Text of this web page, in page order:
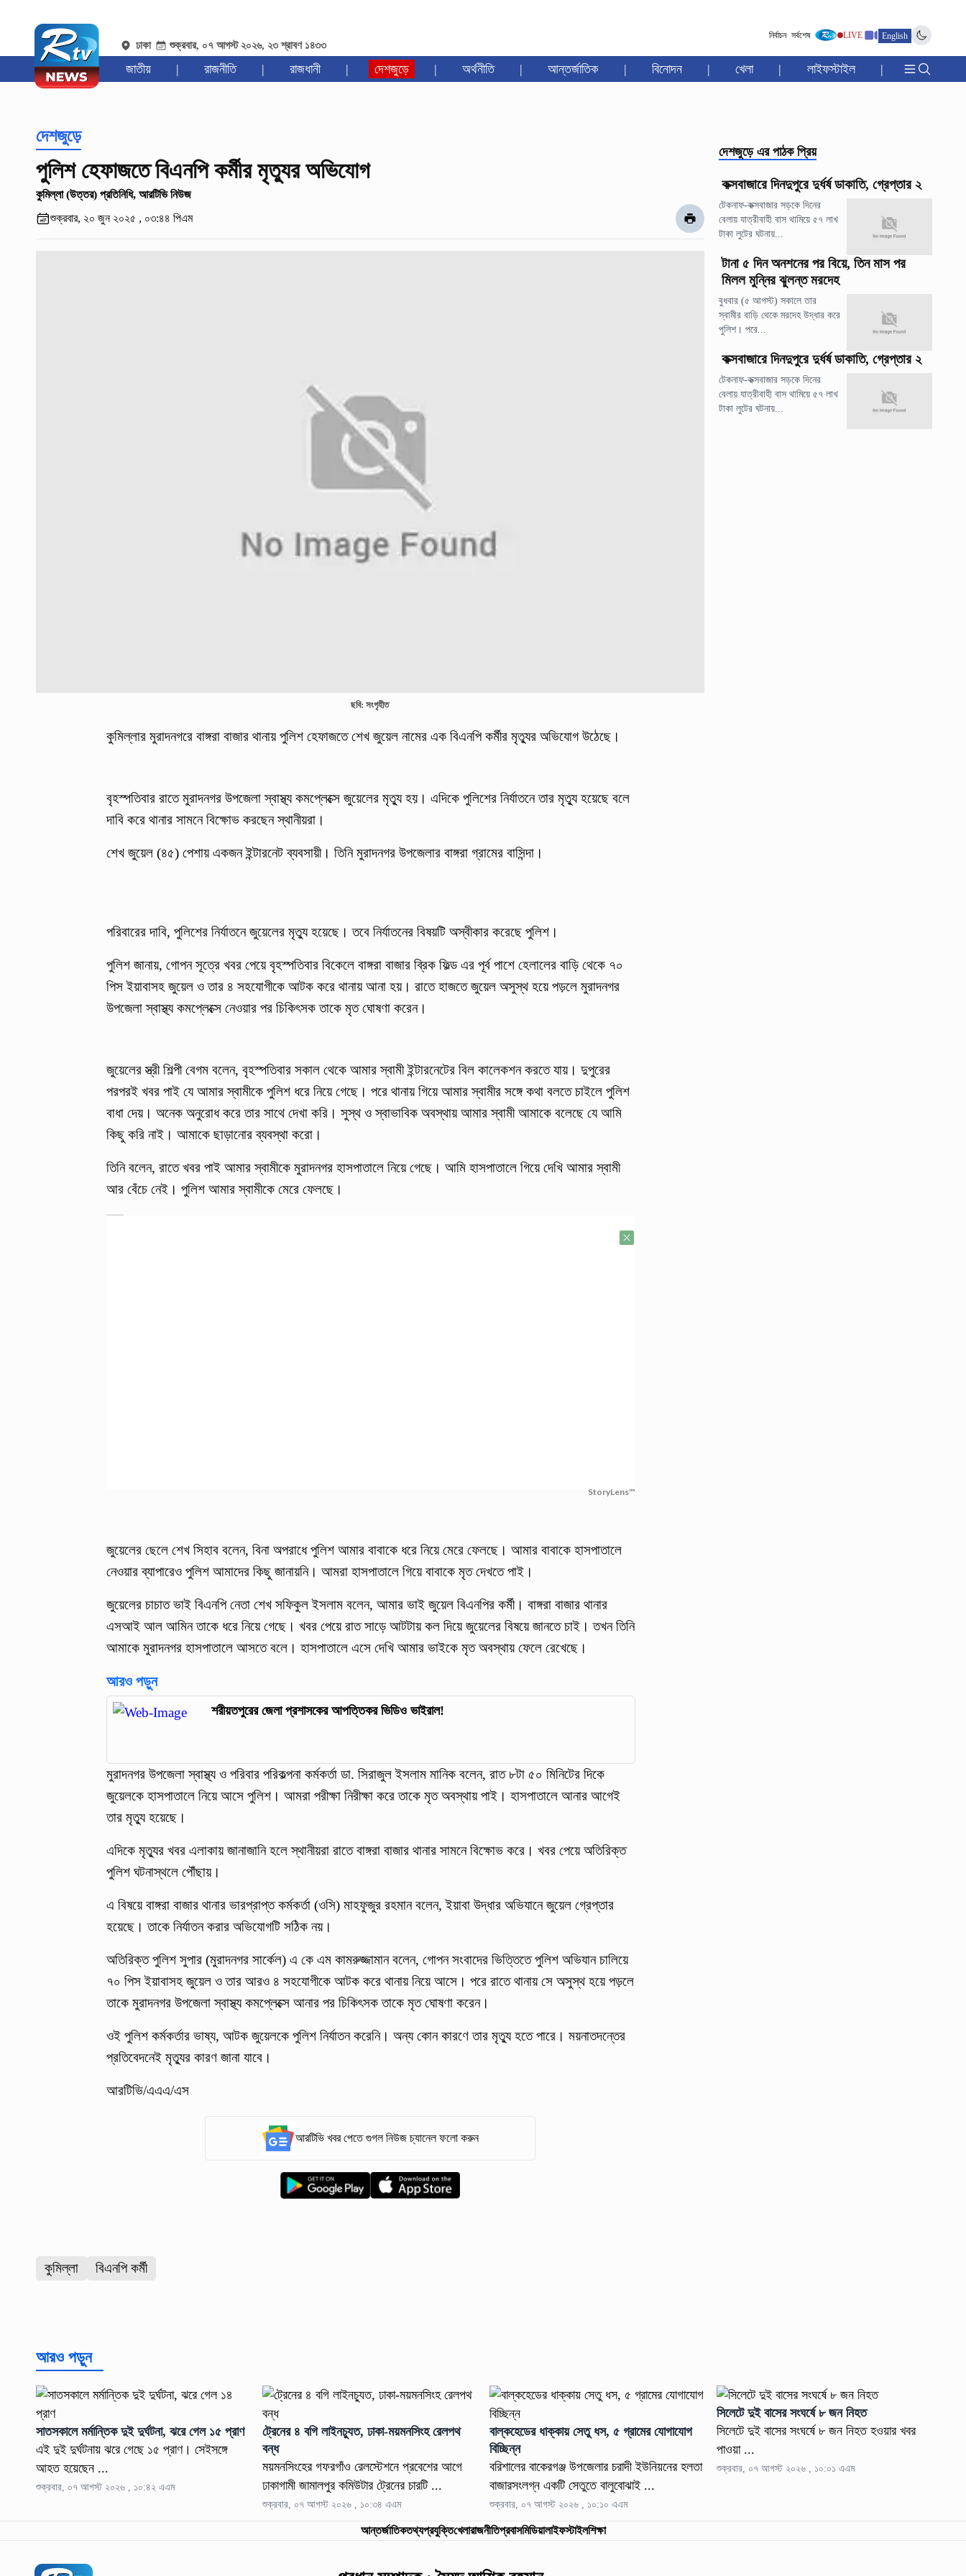
ঢাকা শুক্রবার, ০৭ আগস্ট ২০২৬, ২৩ শ্রাবণ ১৪৩৩
নির্বাচন সর্বশেষ LIVE English
জাতীয় | রাজনীতি | রাজধানী | দেশজুড়ে | অর্থনীতি | আন্তর্জাতিক | বিনোদন | খেলা | লাইফস্টাইল |
দেশজুড়ে
পুলিশ হেফাজতে বিএনপি কর্মীর মৃত্যুর অভিযোগ
কুমিল্লা (উত্তর) প্রতিনিধি, আরটিভি নিউজ
শুক্রবার, ২০ জুন ২০২৫ , ০৩:৪৪ পিএম
ছবি: সংগৃহীত
কুমিল্লার মুরাদনগরে বাঙ্গরা বাজার থানায় পুলিশ হেফাজতে শেখ জুয়েল নামের এক বিএনপি কর্মীর মৃত্যুর অভিযোগ উঠেছে।
বৃহস্পতিবার রাতে মুরাদনগর উপজেলা স্বাস্থ্য কমপ্লেক্সে জুয়েলের মৃত্যু হয়। এদিকে পুলিশের নির্যাতনে তার মৃত্যু হয়েছে বলে
দাবি করে থানার সামনে বিক্ষোভ করছেন স্থানীয়রা।
শেখ জুয়েল (৪৫) পেশায় একজন ইন্টারনেট ব্যবসায়ী। তিনি মুরাদনগর উপজেলার বাঙ্গরা গ্রামের বাসিন্দা।
পরিবারের দাবি, পুলিশের নির্যাতনে জুয়েলের মৃত্যু হয়েছে। তবে নির্যাতনের বিষয়টি অস্বীকার করেছে পুলিশ।
পুলিশ জানায়, গোপন সূত্রে খবর পেয়ে বৃহস্পতিবার বিকেলে বাঙ্গরা বাজার ব্রিক ফিল্ড এর পূর্ব পাশে হেলালের বাড়ি থেকে ৭০
পিস ইয়াবাসহ জুয়েল ও তার ৪ সহযোগীকে আটক করে থানায় আনা হয়। রাতে হাজতে জুয়েল অসুস্থ হয়ে পড়লে মুরাদনগর
উপজেলা স্বাস্থ্য কমপ্লেক্সে নেওয়ার পর চিকিৎসক তাকে মৃত ঘোষণা করেন।
জুয়েলের স্ত্রী শিল্পী বেগম বলেন, বৃহস্পতিবার সকাল থেকে আমার স্বামী ইন্টারনেটের বিল কালেকশন করতে যায়। দুপুরের
পরপরই খবর পাই যে আমার স্বামীকে পুলিশ ধরে নিয়ে গেছে। পরে থানায় গিয়ে আমার স্বামীর সঙ্গে কথা বলতে চাইলে পুলিশ
বাধা দেয়। অনেক অনুরোধ করে তার সাথে দেখা করি। সুস্থ ও স্বাভাবিক অবস্থায় আমার স্বামী আমাকে বলেছে যে আমি
কিছু করি নাই। আমাকে ছাড়ানোর ব্যবস্থা করো।
তিনি বলেন, রাতে খবর পাই আমার স্বামীকে মুরাদনগর হাসপাতালে নিয়ে গেছে। আমি হাসপাতালে গিয়ে দেখি আমার স্বামী
আর বেঁচে নেই। পুলিশ আমার স্বামীকে মেরে ফেলছে।
StoryLens™
জুয়েলের ছেলে শেখ সিহাব বলেন, বিনা অপরাধে পুলিশ আমার বাবাকে ধরে নিয়ে মেরে ফেলছে। আমার বাবাকে হাসপাতালে
নেওয়ার ব্যাপারেও পুলিশ আমাদের কিছু জানায়নি। আমরা হাসপাতালে গিয়ে বাবাকে মৃত দেখতে পাই।
জুয়েলের চাচাত ভাই বিএনপি নেতা শেখ সফিকুল ইসলাম বলেন, আমার ভাই জুয়েল বিএনপির কর্মী। বাঙ্গরা বাজার থানার
এসআই আল আমিন তাকে ধরে নিয়ে গেছে। খবর পেয়ে রাত সাড়ে আটটায় কল দিয়ে জুয়েলের বিষয়ে জানতে চাই। তখন তিনি
আমাকে মুরাদনগর হাসপাতালে আসতে বলে। হাসপাতালে এসে দেখি আমার ভাইকে মৃত অবস্থায় ফেলে রেখেছে।
আরও পড়ুন
শরীয়তপুরের জেলা প্রশাসকের আপত্তিকর ভিডিও ভাইরাল!
মুরাদনগর উপজেলা স্বাস্থ্য ও পরিবার পরিকল্পনা কর্মকর্তা ডা. সিরাজুল ইসলাম মানিক বলেন, রাত ৮টা ৫০ মিনিটের দিকে
জুয়েলকে হাসপাতালে নিয়ে আসে পুলিশ। আমরা পরীক্ষা নিরীক্ষা করে তাকে মৃত অবস্থায় পাই। হাসপাতালে আনার আগেই
তার মৃত্যু হয়েছে।
এদিকে মৃত্যুর খবর এলাকায় জানাজানি হলে স্থানীয়রা রাতে বাঙ্গরা বাজার থানার সামনে বিক্ষোভ করে। খবর পেয়ে অতিরিক্ত
পুলিশ ঘটনাস্থলে পৌঁছায়।
এ বিষয়ে বাঙ্গরা বাজার থানার ভারপ্রাপ্ত কর্মকর্তা (ওসি) মাহফুজুর রহমান বলেন, ইয়াবা উদ্ধার অভিযানে জুয়েল গ্রেপ্তার
হয়েছে। তাকে নির্যাতন করার অভিযোগটি সঠিক নয়।
অতিরিক্ত পুলিশ সুপার (মুরাদনগর সার্কেল) এ কে এম কামরুজ্জামান বলেন, গোপন সংবাদের ভিত্তিতে পুলিশ অভিযান চালিয়ে
৭০ পিস ইয়াবাসহ জুয়েল ও তার আরও ৪ সহযোগীকে আটক করে থানায় নিয়ে আসে। পরে রাতে থানায় সে অসুস্থ হয়ে পড়লে
তাকে মুরাদনগর উপজেলা স্বাস্থ্য কমপ্লেক্সে আনার পর চিকিৎসক তাকে মৃত ঘোষণা করেন।
ওই পুলিশ কর্মকর্তার ভাষ্য, আটক জুয়েলকে পুলিশ নির্যাতন করেনি। অন্য কোন কারণে তার মৃত্যু হতে পারে। ময়নাতদন্তের
প্রতিবেদনেই মৃত্যুর কারণ জানা যাবে।
আরটিভি/এএএ/এস
আরটিভি খবর পেতে গুগল নিউজ চ্যানেল ফলো করুন
কুমিল্লা বিএনপি কর্মী
দেশজুড়ে এর পাঠক প্রিয়
কক্সবাজারে দিনদুপুরে দুর্ধর্ষ ডাকাতি, গ্রেপ্তার ২
টেকনাফ-কক্সবাজার সড়কে দিনের
বেলায় যাত্রীবাহী বাস থামিয়ে ৫৭ লাখ
টাকা লুটের ঘটনায়...
টানা ৫ দিন অনশনের পর বিয়ে, তিন মাস পর
মিলল মুন্নির ঝুলন্ত মরদেহ
বুধবার (৫ আগস্ট) সকালে তার
স্বামীর বাড়ি থেকে মরদেহ উদ্ধার করে
পুলিশ। পরে...
কক্সবাজারে দিনদুপুরে দুর্ধর্ষ ডাকাতি, গ্রেপ্তার ২
টেকনাফ-কক্সবাজার সড়কে দিনের
বেলায় যাত্রীবাহী বাস থামিয়ে ৫৭ লাখ
টাকা লুটের ঘটনায়...
আরও পড়ুন
সাতসকালে মর্মান্তিক দুই দুর্ঘটনা, ঝরে গেল ১৫ প্রাণ
এই দুই দুর্ঘটনায় ঝরে গেছে ১৫ প্রাণ। সেইসঙ্গে
আহত হয়েছেন ...
শুক্রবার, ০৭ আগস্ট ২০২৬ , ১০:৪২ এএম
ট্রেনের ৪ বগি লাইনচ্যুত, ঢাকা-ময়মনসিংহ রেলপথ
বন্ধ
ময়মনসিংহের গফরগাঁও রেলস্টেশনে প্রবেশের আগে
ঢাকাগামী জামালপুর কমিউটার ট্রেনের চারটি ...
শুক্রবার, ০৭ আগস্ট ২০২৬ , ১০:৩৪ এএম
বাল্কহেডের ধাক্কায় সেতু ধস, ৫ গ্রামের যোগাযোগ
বিচ্ছিন্ন
বরিশালের বাকেরগঞ্জ উপজেলার চরাদী ইউনিয়নের হলতা
বাজারসংলগ্ন একটি সেতুতে বালুবোঝাই ...
শুক্রবার, ০৭ আগস্ট ২০২৬ , ১০:১০ এএম
সিলেটে দুই বাসের সংঘর্ষে ৮ জন নিহত
সিলেটে দুই বাসের সংঘর্ষে ৮ জন নিহত হওয়ার খবর
পাওয়া ...
শুক্রবার, ০৭ আগস্ট ২০২৬ , ১০:০১ এএম
আন্তর্জাতিকতথ্যপ্রযুক্তিখেলারাজনীতিপ্রবাসমিডিয়ালাইফস্টাইলশিক্ষা